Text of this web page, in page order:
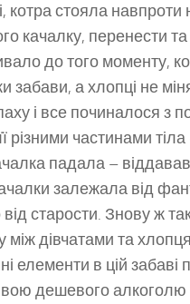
котра стояла
качалку, перенести
до того моменту,
забави, а хлопці не
і все починалося з
різними частинами
падала –
залежала від
від старости. Знову ж
між дівчатами та
елементи в цій забаві
дешевого